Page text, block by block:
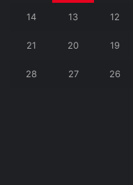
12
13
14
19
20
21
26
27
28